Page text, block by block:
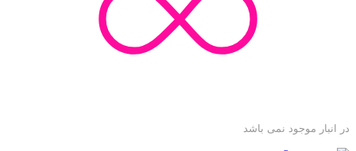
در انبار موجود نمی باشد